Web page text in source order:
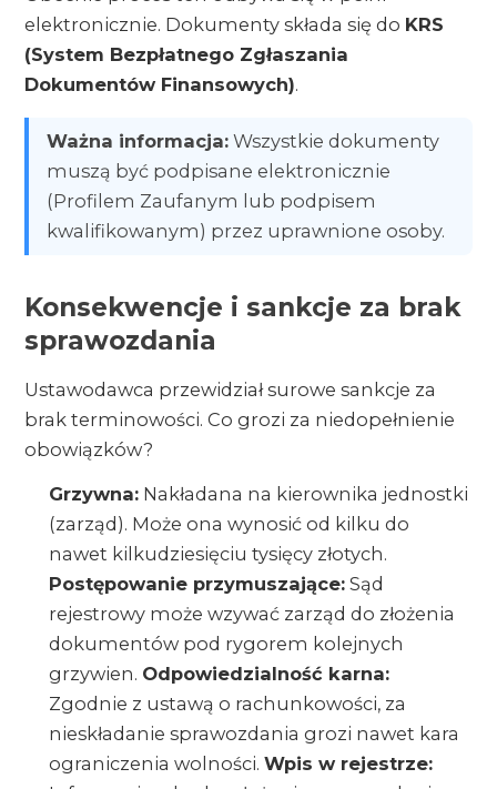
elektronicznie. Dokumenty składa się do KRS
(System Bezpłatnego Zgłaszania
Dokumentów Finansowych).
Ważna informacja: Wszystkie dokumenty
muszą być podpisane elektronicznie
(Profilem Zaufanym lub podpisem
kwalifikowanym) przez uprawnione osoby.
Konsekwencje i sankcje za brak
sprawozdania
Ustawodawca przewidział surowe sankcje za
brak terminowości. Co grozi za niedopełnienie
obowiązków?
Grzywna:Nakładana na kierownika jednostki
(zarząd). Może ona wynosić od kilku do
nawet kilkudziesięciu tysięcy złotych.
Postępowanie przymuszające:Sąd
rejestrowy może wzywać zarząd do złożenia
dokumentów pod rygorem kolejnych
grzywien. Odpowiedzialność karna:
Zgodnie z ustawą o rachunkowości, za
nieskładanie sprawozdania grozi nawet kara
ograniczenia wolności. Wpis w rejestrze: